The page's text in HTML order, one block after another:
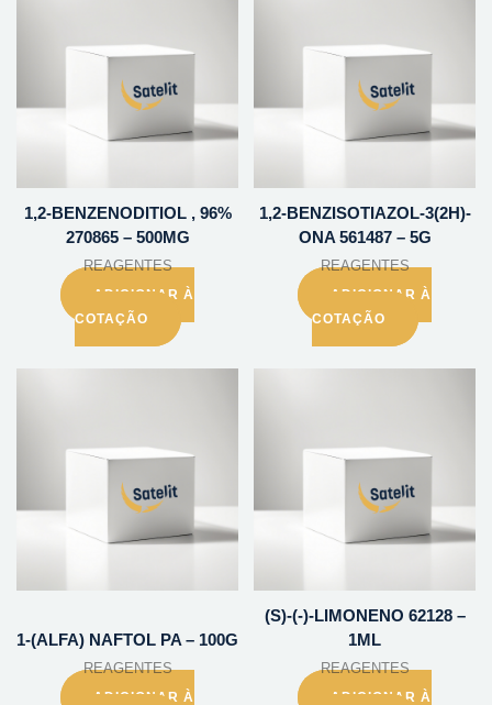
1,2-BENZENODITIOL , 96%
270865 – 500MG
REAGENTES
ADICIONAR À
COTAÇÃO
1,2-BENZISOTIAZOL-3(2H)-
ONA 561487 – 5G
REAGENTES
ADICIONAR À
COTAÇÃO
1-(ALFA) NAFTOL PA – 100G
REAGENTES
ADICIONAR À
(S)-(-)-LIMONENO 62128 –
1ML
REAGENTES
ADICIONAR À